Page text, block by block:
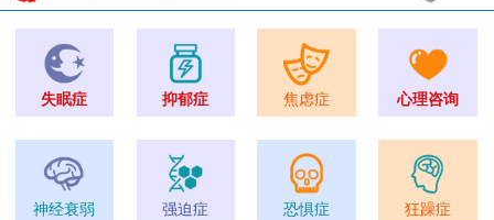
失眠症 抑郁症 焦虑症 心理咨询
神经衰弱 强迫症 恐惧症 狂躁症